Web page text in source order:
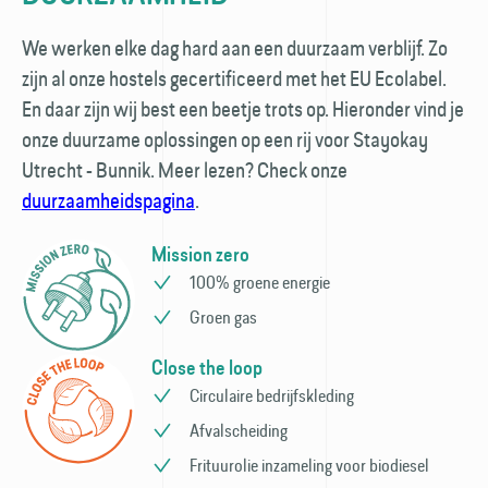
We werken elke dag hard aan een duurzaam verblijf. Zo
zijn al onze hostels gecertificeerd met het EU Ecolabel.
En daar zijn wij best een beetje trots op. Hieronder vind je
onze duurzame oplossingen op een rij voor Stayokay
Utrecht - Bunnik. Meer lezen? Check onze
duurzaamheidspagina.
Mission zero
100% groene energie
Groen gas
Close the loop
Circulaire bedrijfs­kleding
Afvalscheiding
Frituurolie inzameling voor bio­diesel